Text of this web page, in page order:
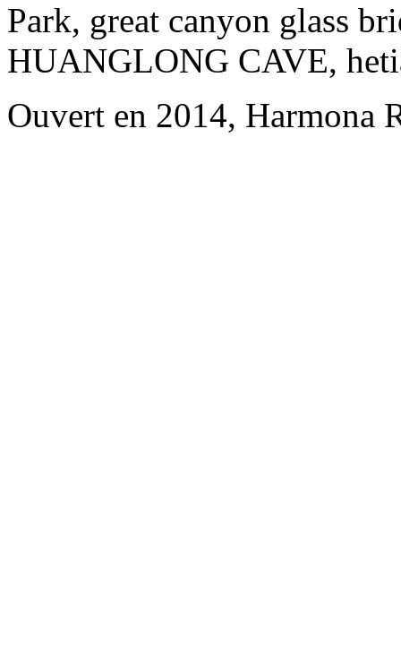
Park, great canyon glass
HUANGLONG CAVE,
Ouvert en 2014, Harmona